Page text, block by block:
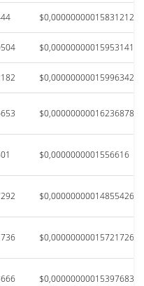
$0,00000000015831212
$0,00000000015953141
$0,00000000015996342
$0,00000000016236878
$0,0000000001556616
$0,00000000014855426
$0,00000000015721726
$0,00000000015397683